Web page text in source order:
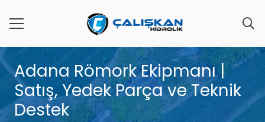
Adana Römork Ekipmanı |
Satış, Yedek Parça ve Teknik
Destek